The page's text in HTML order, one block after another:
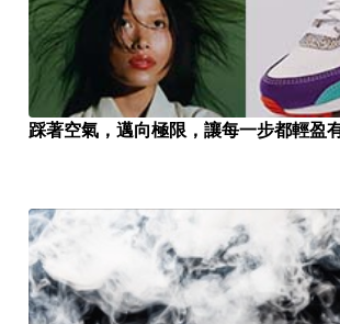
踩著空氣，邁向極限，讓每一步都輕盈